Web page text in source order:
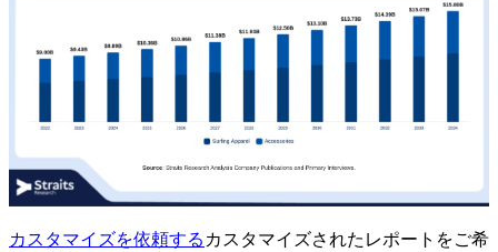
カスタマイズを依頼する カスタマイズされたレポートをご希